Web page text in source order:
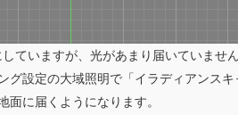
していますが、光があまり届いていませ
グ設定の大域照明で「イラディアンス
面に届くようになります。